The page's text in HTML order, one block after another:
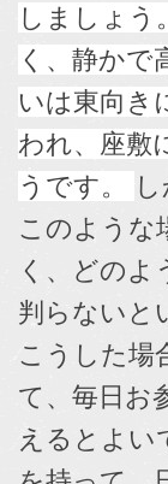
しましょう
く、静かで
いは東向き
われ、座敷
うです。
このような
く、どの
判らないと
こうした場
て、毎日お
えるとよい